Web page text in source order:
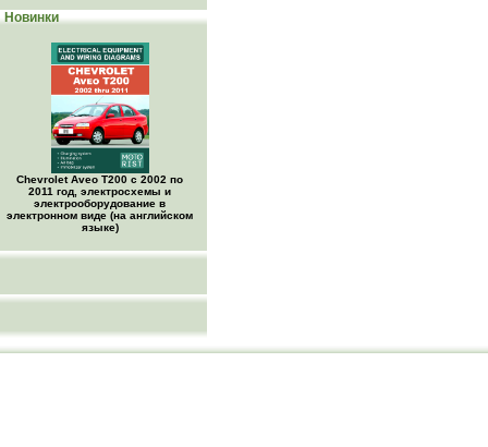
Новинки
Chevrolet Aveo Т200 с 2002 по
2011 год, электросхемы и
электрооборудование в
электронном виде (на английском
языке)